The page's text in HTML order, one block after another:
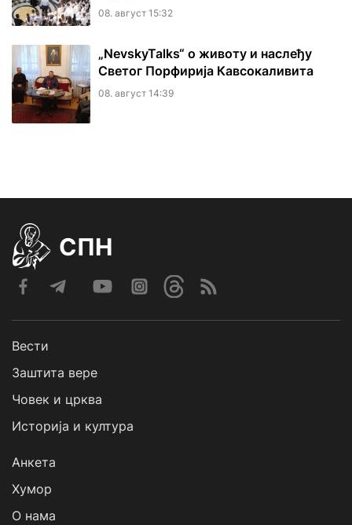
08. август 15:32
„NevskyTalks“ о животу и наслеђу
Светог Порфирија Кавсокаливита
08. август 14:39
СПН
Вести
Заштита вере
Човек и црква
Историја и култура
Анкета
Хумор
О нама